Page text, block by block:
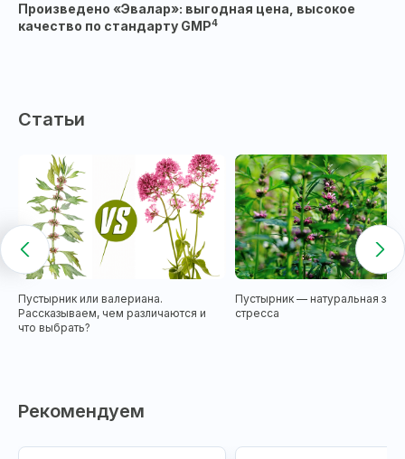
Произведено «Эвалар»: выгодная цена, высокое
качество по стандарту GMP4
Статьи
Пустырник или валериана.
Рассказываем, чем различаются и
что выбрать?
Пустырник — натуральная
стресса
Рекомендуем